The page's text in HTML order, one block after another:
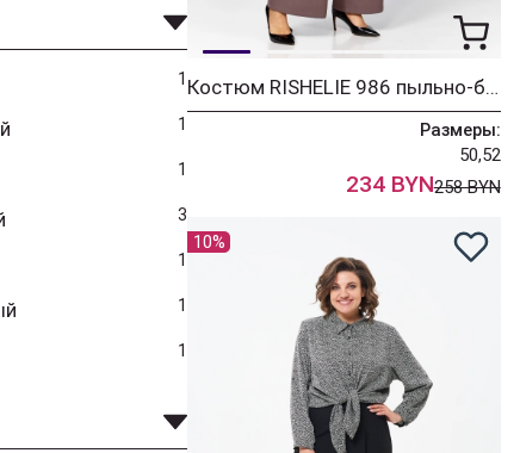
1
1
1
3
1
1
1
Костюм RISHELIE 986 пыльно-баклажановый
Размеры:
50,52
234 BYN258 BYN
10%